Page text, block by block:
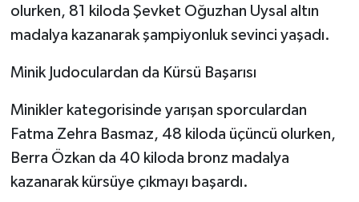
olurken, 81 kiloda Şevket Oğuzhan Uysal altın
madalya kazanarak şampiyonluk sevinci yaşadı.
Minik Judoculardan da Kürsü Başarısı
Minikler kategorisinde yarışan sporculardan
Fatma Zehra Basmaz, 48 kiloda üçüncü olurken,
Berra Özkan da 40 kiloda bronz madalya
kazanarak kürsüye çıkmayı başardı.